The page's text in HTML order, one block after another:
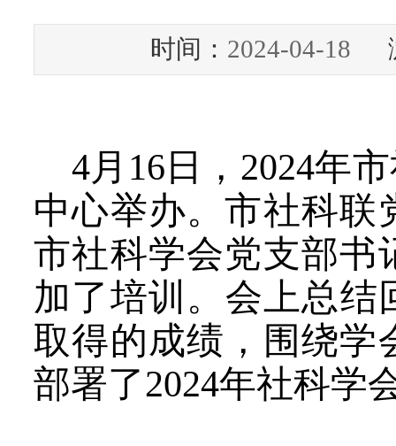
时间： 2024-04-18
4月16日 ，2024年
中心举办。市社科联
市社科学会党支部书
加了培训。 会上总结
取得的成绩，围绕学
部署了2024年社科学